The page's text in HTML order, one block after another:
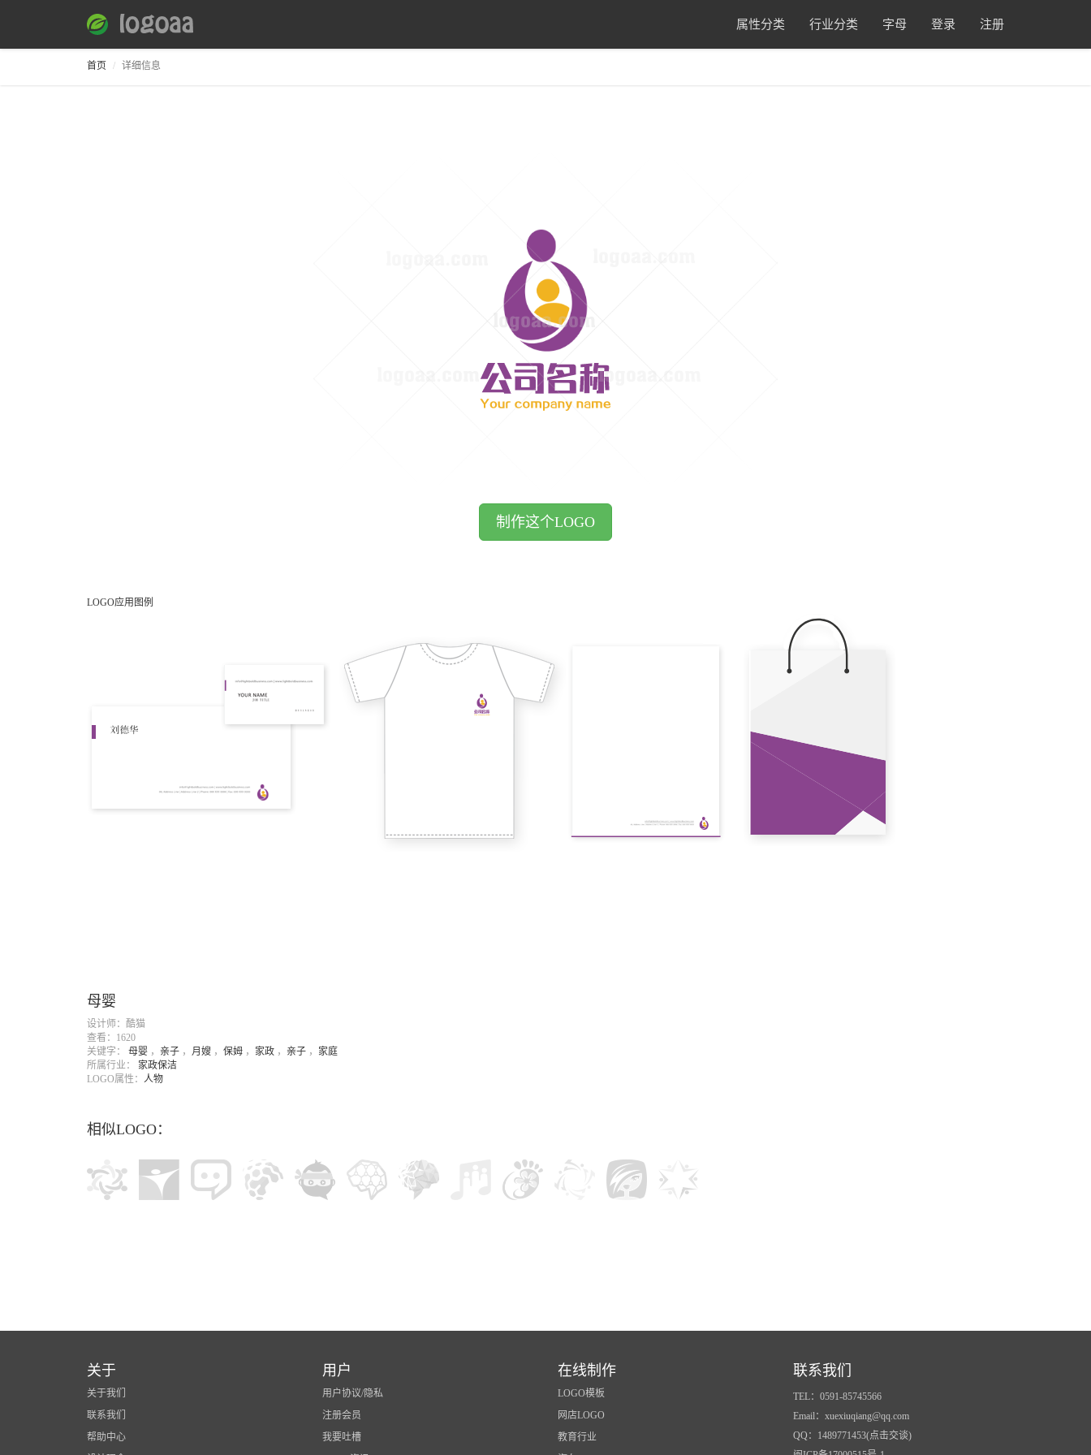
属性分类 行业分类 字母 登录 注册
首页 详细信息
制作这个LOGO
LOGO应用图例
母婴
设计师：酷猫
查看：1620
关键字： 母婴 ， 亲子 ， 月嫂 ， 保姆 ， 家政 ， 亲子 ， 家庭
所属行业： 家政保洁
LOGO属性： 人物
相似LOGO：
关于
关于我们
联系我们
帮助中心
用户
用户协议/隐私
注册会员
我要吐槽
在线制作
LOGO模板
网店LOGO
教育行业
联系我们
TEL：0591-85745566
Email：xuexiuqiang@qq.com
QQ：1489771453(点击交谈)